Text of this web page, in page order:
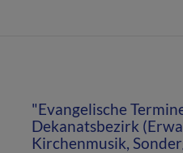
"Evangelische
Dekanatsbezirk
Kirchenmusik,